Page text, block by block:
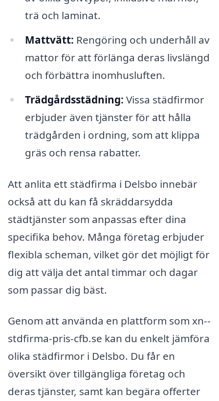
trä och laminat.
Mattvätt: Rengöring och underhåll av
mattor för att förlänga deras livslängd
och förbättra inomhusluften.
Trädgårdsstädning: Vissa städfirmor
erbjuder även tjänster för att hålla
trädgården i ordning, som att klippa
gräs och rensa rabatter.
Att anlita ett städfirma i Delsbo innebär
också att du kan få skräddarsydda
städtjänster som anpassas efter dina
specifika behov. Många företag erbjuder
flexibla scheman, vilket gör det möjligt för
dig att välja det antal timmar och dagar
som passar dig bäst.
Genom att använda en plattform som xn--
stdfirma-pris-cfb.se kan du enkelt jämföra
olika städfirmor i Delsbo. Du får en
översikt över tillgängliga företag och
deras tjänster, samt kan begära offerter